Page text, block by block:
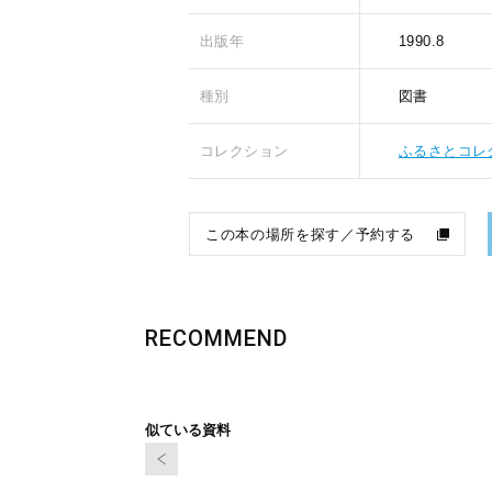
出版年 1990.8
種別 図書
コレクション ふるさとコレ
この本の場所を探す／予約する
RECOMMEND
似ている資料